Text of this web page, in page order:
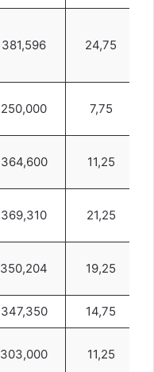
381,596 24,75
250,000 7,75
364,600 11,25
369,310 21,25
350,204 19,25
347,350 14,75
303,000 11,25